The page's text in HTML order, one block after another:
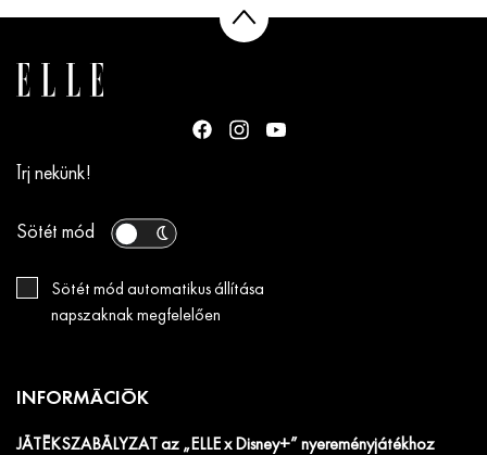
Írj nekünk!
Sötét mód
Sötét mód automatikus állítása
napszaknak megfelelően
INFORMÁCIÓK
JÁTÉKSZABÁLYZAT az „ELLE x Disney+” nyereményjátékhoz